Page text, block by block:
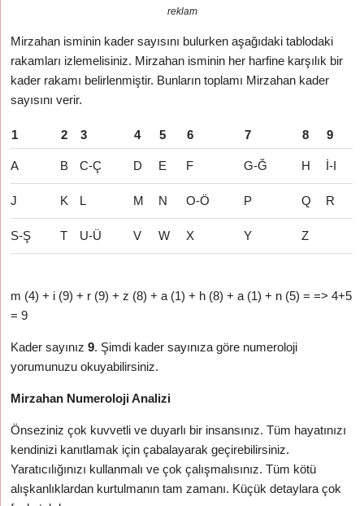
reklam
Mirzahan isminin kader sayısını bulurken aşağıdaki tablodaki
rakamları izlemelisiniz. Mirzahan isminin her harfine karşılık bir
kader rakamı belirlenmiştir. Bunların toplamı Mirzahan kader
sayısını verir.
1 2 3 4 5 6 7 8 9
A B C-Ç D E F G-Ğ H İ-I
J K L M N O-Ö P Q R
S-Ş T U-Ü V W X Y Z
m (4) + i (9) + r (9) + z (8) + a (1) + h (8) + a (1) + n (5) = => 4+5
= 9
Kader sayınız9. Şimdi kader sayınıza göre numeroloji
yorumunuzu okuyabilirsiniz.
Mirzahan Numeroloji Analizi
Önseziniz çok kuvvetli ve duyarlı bir insansınız. Tüm hayatınızı
kendinizi kanıtlamak için çabalayarak geçirebilirsiniz.
Yaratıcılığınızı kullanmalı ve çok çalışmalısınız. Tüm kötü
alışkanlıklardan kurtulmanın tam zamanı. Küçük detaylara çok